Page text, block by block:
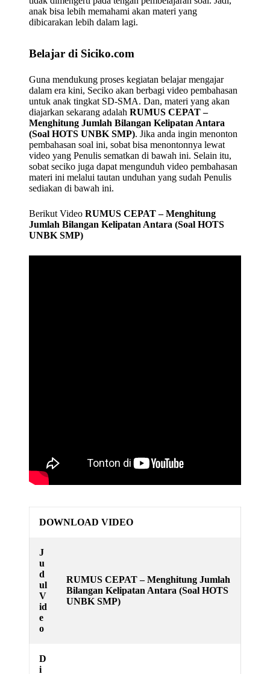
anak bisa lebih memahami akan materi yang
dibicarakan lebih dalam lagi.
Belajar di Siciko.com
Guna mendukung proses kegiatan belajar mengajar
dalam era kini, Seciko akan berbagi video pembahasan
untuk anak tingkat SD-SMA. Dan, materi yang akan
diajarkan sekarang adalah RUMUS CEPAT –
Menghitung Jumlah Bilangan Kelipatan Antara
(Soal HOTS UNBK SMP). Jika anda ingin menonton
pembahasan soal ini, sobat bisa menontonnya lewat
video yang Penulis sematkan di bawah ini. Selain itu,
sobat seciko juga dapat mengunduh video pembahasan
materi ini melalui tautan unduhan yang sudah Penulis
sediakan di bawah ini.
Berikut Video RUMUS CEPAT – Menghitung
Jumlah Bilangan Kelipatan Antara (Soal HOTS
UNBK SMP)
DOWNLOAD VIDEO
J
u
d
ul
V
id
e
o
RUMUS CEPAT – Menghitung Jumlah
Bilangan Kelipatan Antara (Soal HOTS
UNBK SMP)
D
i